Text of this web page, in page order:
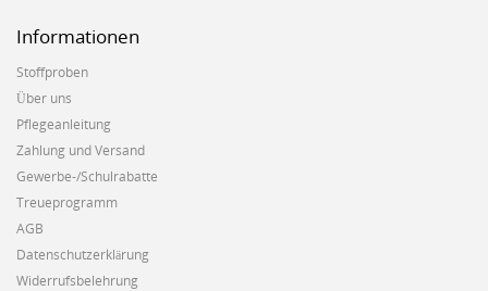
Informationen
Stoffproben
Über uns
Pflegeanleitung
Zahlung und Versand
Gewerbe-/Schulrabatte
Treueprogramm
AGB
Datenschutzerklärung
Widerrufsbelehrung